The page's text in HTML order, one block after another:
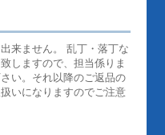
来ません。 乱丁・落丁な
しますので、担当係りま
い。それ以降のご返品の
いになりますのでご注意